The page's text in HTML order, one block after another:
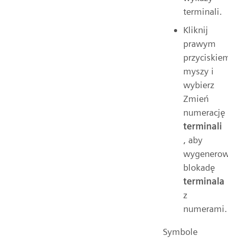
terminali.
Kliknij
prawym
myszy i
wybierz
Zmień
numerację
terminali
, aby
blokadę
terminala
z
numerami.
Symbole